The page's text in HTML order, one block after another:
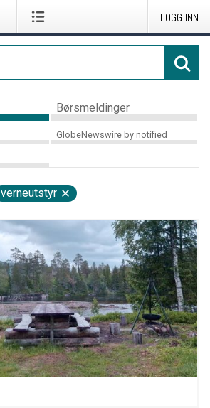
LOGG INN
Børsmeldinger
GlobeNewswire by notified
verneutstyr